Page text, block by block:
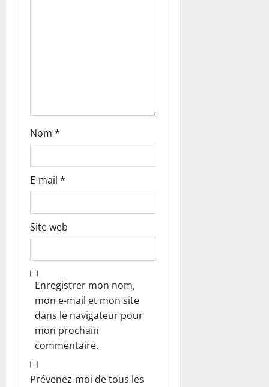
i
c
l
e
Nom *
E-mail *
Site web
Enregistrer mon nom,
mon e-mail et mon site
dans le navigateur pour
mon prochain
commentaire.
Prévenez-moi de tous les